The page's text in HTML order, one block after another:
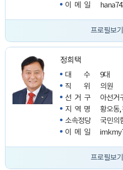
이메일
프로필보기
정희택
대수9대
직위의원
선거구
아선거
지역명
황오동,
소속정당
국민의
이메일
프로필보기